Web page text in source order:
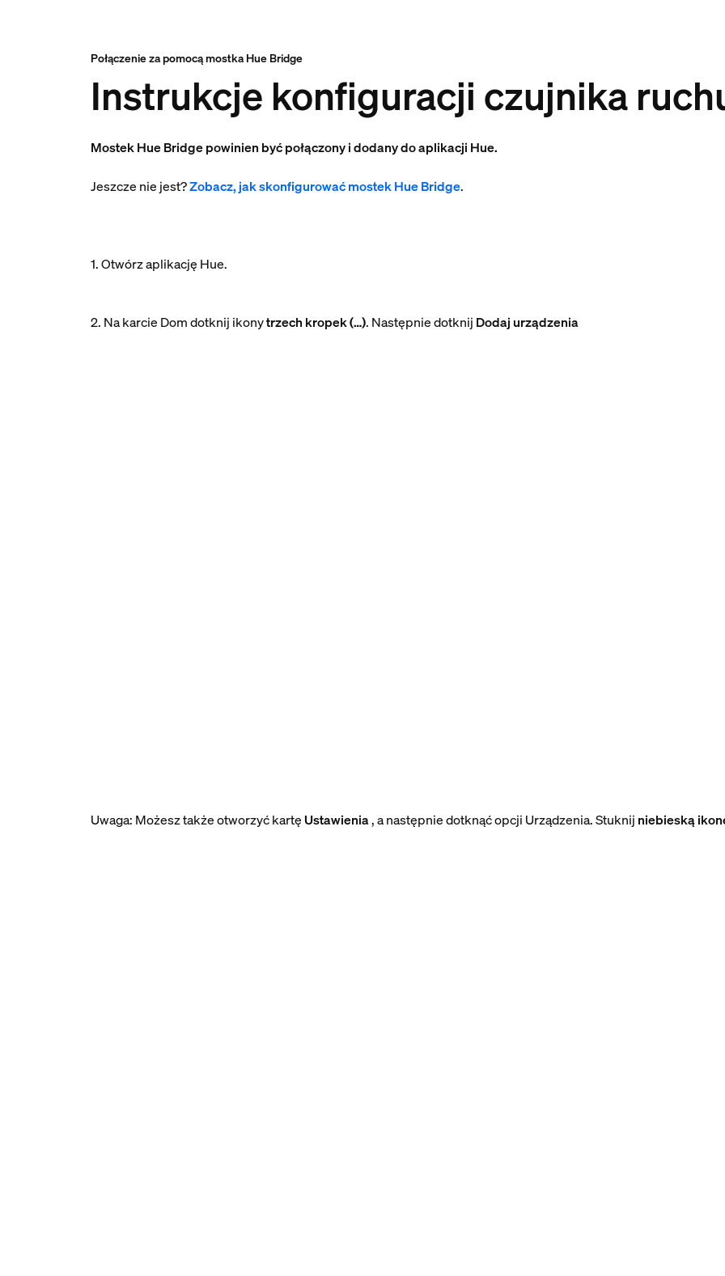
Połączenie za pomocą mostka Hue Bridge
Instrukcje konfiguracji czujnika
Mostek Hue Bridge powinien być połączony i dodany do aplikacji Hue.
Jeszcze nie jest?Zobacz, jak skonfigurować mostek Hue Bridge.
1. Otwórz aplikację Hue.
2. Na karcie Dom dotknij ikonytrzech kropek (…). Następnie dotknij Dodaj urządzenia
Uwaga: Możesz także otworzyć kartę Ustawienia, a następnie dotknąć opcji Urządzenia. Stuknij niebieską